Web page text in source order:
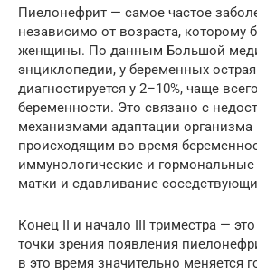
Пиелонефрит — самое частое
независимо от возраста, которому
женщины. По данным Большой
энциклопедии, у беременных
диагностируется у 2–10%, чаще
беременности. Это связано с
механизмами адаптации
происходящим во время
иммунологические и
матки и сдавливание
Конец II и начало III триместра —
точки зрения появления
в это время значительно меняется